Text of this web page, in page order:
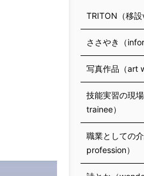
TRITON（移設
ささやき（
写真作品（art
技能実習の現
trainee）
職業としての
profession）